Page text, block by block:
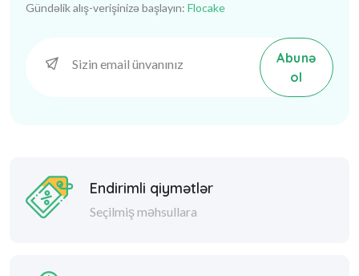
Gündəlik alış-verişinizə başlayın: Flocake
Abunə
ol
Endirimli qiymətlər
Seçilmiş məhsullara